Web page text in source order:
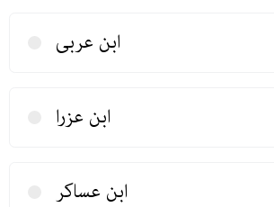
ابن عربی
ابن عزرا
ابن عساكر